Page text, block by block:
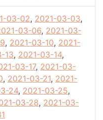
03-02, 2021-03-03,
03-06, 2021-03-
, 2021-03-10, 2021-
13, 2021-03-14,
03-17, 2021-03-
, 2021-03-21, 2021-
24, 2021-03-25,
03-28, 2021-03-